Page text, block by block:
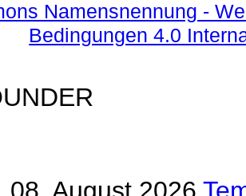
Namensnennung -
Bedingungen 4.0